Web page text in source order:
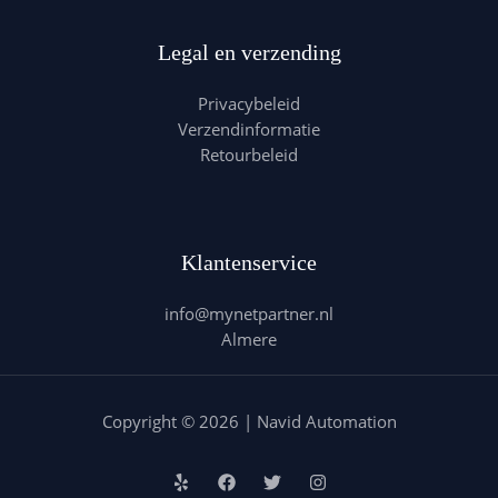
Legal en verzending
Privacybeleid
Verzendinformatie
Retourbeleid
Klantenservice
info@mynetpartner.nl
Almere
Copyright © 2026 | Navid Automation